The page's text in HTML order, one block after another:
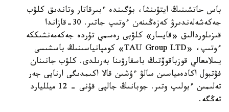
باس حاتشىنىڭ ايتۋىنشا، بۇگىندە ءبىرقاتار وتاندىق كلۋب
جەكەشەلەندىرۋ كەزەڭىنەن ءوتىپ جاتىر. 30-قازاندا
قىزىلوردالىق «قايسار» كلۋبى رەسمي تۇردە جەكەمەنشىككە
ءوتىپ، «TAU Group LTD» كومپانياسىنىڭ باسشىسى
يسلامعالي قوزباقوۆتىڭ باسقارۋىنا بەرىلدى. كلۋب جانىنان
فۋتبول اكادەمياسىن سالۋ ءۇشىن قالا اكىمدىگى ارنايى جەر
تەلىمىن ءبولىپ وتىر. جوبانىڭ جالپى قۇنى - 12 ميلليارد
تەڭگە.